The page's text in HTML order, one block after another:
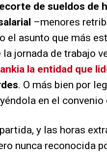
de sueldos de
–menores
el asunto que más
la jornada de trabajo
la entidad que
. O más bien por
en el
y las horas
nunca reconocida